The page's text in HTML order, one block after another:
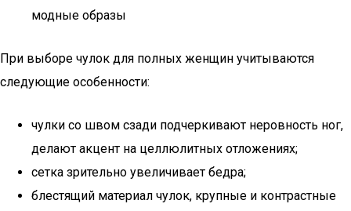
модные образы
При выборе чулок для полных женщин учитываются
следующие особенности:
чулки со швом сзади подчеркивают неровность ног,
делают акцент на целлюлитных отложениях;
сетка зрительно увеличивает бедра;
блестящий материал чулок, крупные и контрастные